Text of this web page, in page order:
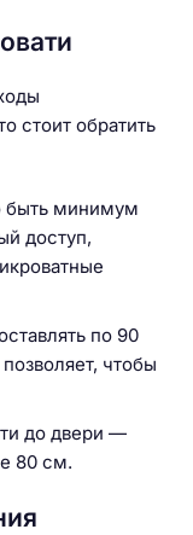
стоит обратить
быть минимум
доступ,
по 90
чтобы
до двери —
80 см.